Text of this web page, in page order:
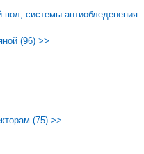
пол, системы антиобледенения
(96) >>
(75) >>